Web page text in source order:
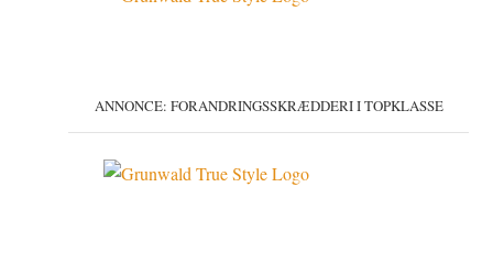
ANNONCE: FORANDRINGSSKRÆDDERI I TOPKLASSE